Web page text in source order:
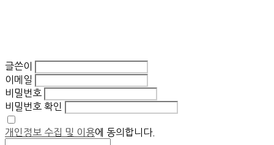
글쓴이
이메일
비밀번호
비밀번호 확인
개인정보 수집 및 이용에 동의합니다.